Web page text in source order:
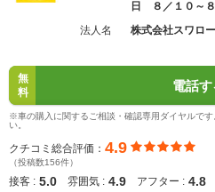
日 ８／１０～８
法人名
株式会社スワロ
無
料
電話す
※車の購入に関するご相談・確認専用ダイヤルで
い。
クチコミ総合評価： 4.9
（投稿数156件）
接客 : 5.0 雰囲気 : 4.9 アフター : 4.8